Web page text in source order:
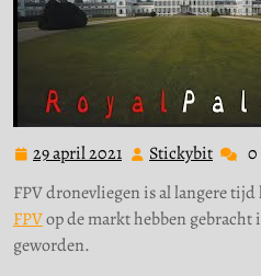
29 april 2021 29
april
2021
Stickybit
0
FPV dronevliegen is al langere
FPVop de markt hebben
geworden.